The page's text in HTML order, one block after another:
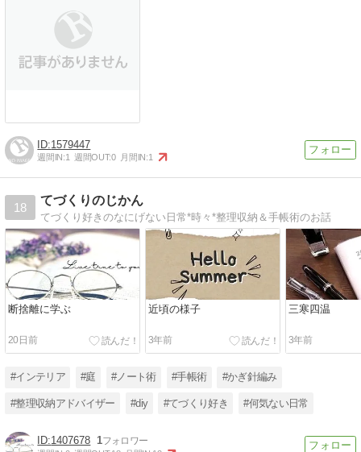
1579447
週間IN:1 週間OUT:0 月間IN:1
18
てづくりのじかん
てづくり好きのなにげない日常*時々*整理収納＆手帳術のお話
断捨離に学ぶ
20日前
近頃の様子
3年前
三寒四温
3年前
#インテリア #庭 #ノート術 #手帳術 #かぎ針編み
#整理収納アドバイザー #diy #てづくり好き #何気ない日常
1407678 1